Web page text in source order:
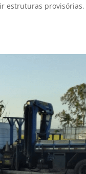
estruturas provisórias,